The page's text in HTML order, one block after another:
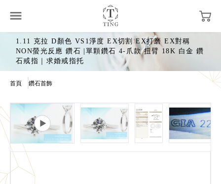
1.11 克拉 D顏色 VS1淨度 EX切割 EX打磨 EX對稱
NON螢光反應 鑽石 |單顆鑽石 4-爪款 扭臂 18K 白金 鑽
石戒指｜求婚戒指托
首頁 鑽石首飾